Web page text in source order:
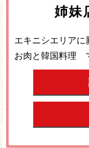
姉妹
エキニシエリアに
お肉と韓国料理